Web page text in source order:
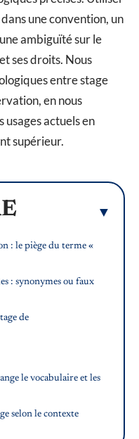
une convention, un
ambiguïté sur le
ses droits. Nous
entre stage
en nous
usages actuels en
supérieur.
: le piège du terme «
: synonymes ou faux
de
le vocabulaire et les
selon le contexte